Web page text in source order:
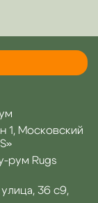
1, Московский
рум Rugs
36 с9,